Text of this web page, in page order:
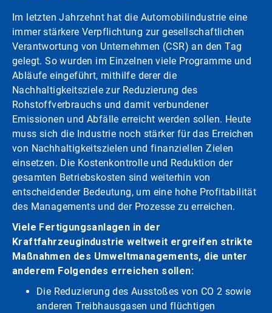
Im letzten Jahrzehnt hat die Automobilindustrie eine
immer stärkere Verpflichtung zur gesellschaftlichen
Verantwortung von Unternehmen (CSR) an den Tag
gelegt. So wurden im Einzelnen viele Programme und
Abläufe eingeführt, mithilfe derer die
Nachhaltigkeitsziele zur Reduzierung des
Rohstoffverbrauchs und damit verbundener
Emissionen und Abfälle erreicht werden sollen. Heute
muss sich die Industrie noch stärker für das Erreichen
von Nachhaltigkeitszielen und finanziellen Zielen
einsetzen. Die Kostenkontrolle und Reduktion der
gesamten Betriebskosten sind weiterhin von
entscheidender Bedeutung, um eine hohe Profitabilität
des Managements und der Prozesse zu erreichen.
Viele Fertigungsanlagen in der
Kraftfahrzeugindustrie weltweit ergreifen strikte
Maßnahmen des Umweltmanagements, die unter
anderem Folgendes erreichen sollen:
Die Reduzierung des Ausstoßes von CO 2 sowie
anderen Treibhausgasen und flüchtigen